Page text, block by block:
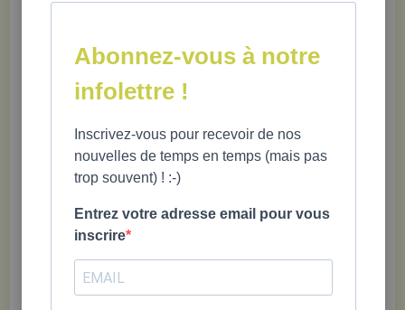
Guide
d'entraînem
apprivoiser
son lion
19,95 $
Les
Enfants
GRRR!!!
ta colère //
14,95 $CAD
Abonnez-vous à notre
infolettre !
Inscrivez-vous pour recevoir de nos
nouvelles de temps en temps (mais pas
trop souvent) ! :-)
Entrez votre adresse email pour vous
inscrire